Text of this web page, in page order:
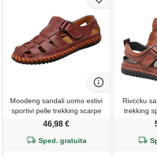
Moodeng sandali uomo estivi
sportivi pelle trekking scarpe
da spiaggia per all'aperto
46,98 €
Sped. gratuita
Rivccku
trekking
sandali